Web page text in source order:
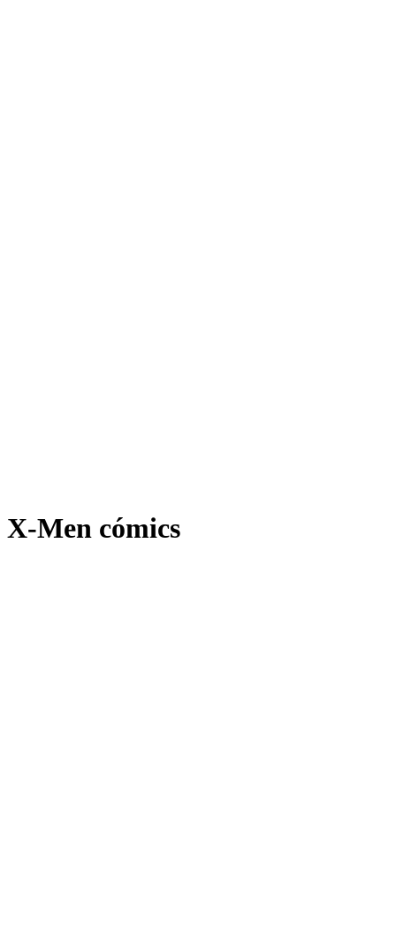
X-Men cómics